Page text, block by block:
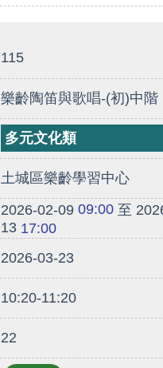
115
樂齡陶笛與歌唱-(初)中階
多元文化類
土城區樂齡學習中心
2026-02-0909:00至
1317:00
2026-03-23
10:20-11:20
22